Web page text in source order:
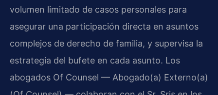
volumen limitado de casos personales para
asegurar una participación directa en asuntos
complejos de derecho de familia, y supervisa la
estrategia del bufete en cada asunto. Los
abogados Of Counsel — Abogado(a) Externo(a)